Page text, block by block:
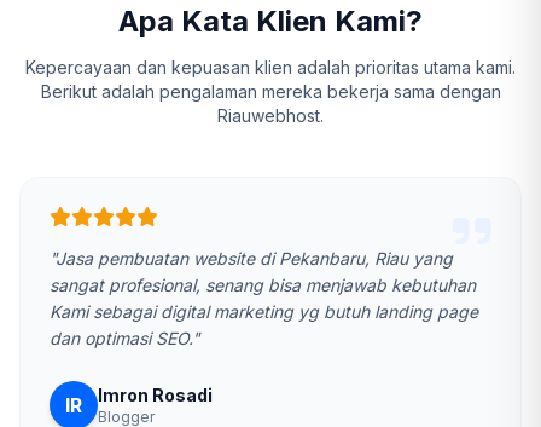
Apa Kata Klien Kami?
Kepercayaan dan kepuasan klien adalah prioritas utama kami.
Berikut adalah pengalaman mereka bekerja sama dengan
Riauwebhost.
"Jasa pembuatan website di Pekanbaru, Riau yang
sangat profesional, senang bisa menjawab kebutuhan
Kami sebagai digital marketing yg butuh landing page
dan optimasi SEO."
IR Imron Rosadi
Blogger